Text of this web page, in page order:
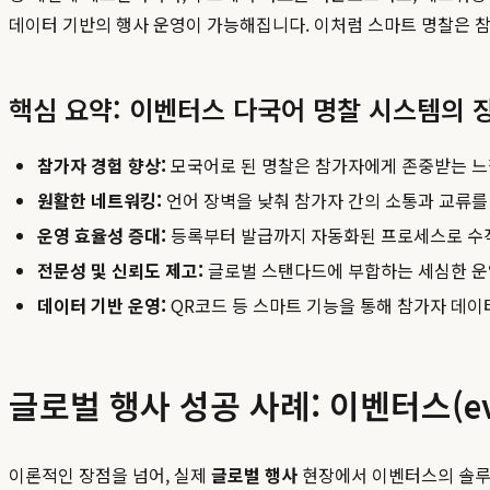
데이터 기반의 행사 운영이 가능해집니다. 이처럼 스마트 명찰은
핵심 요약: 이벤터스 다국어 명찰 시스템의
참가자 경험 향상: 모국어로 된 명찰은 참가자에게 존중받는
원활한 네트워킹: 언어 장벽을 낮춰 참가자 간의 소통과 교류
운영 효율성 증대: 등록부터 발급까지 자동화된 프로세스로
전문성 및 신뢰도 제고: 글로벌 스탠다드에 부합하는 세심한
데이터 기반 운영: QR코드 등 스마트 기능을 통해 참가자 데
글로벌 행사 성공 사례: 이벤터스
이론적인 장점을 넘어, 실제 글로벌 행사 현장에서 이벤터스의 솔